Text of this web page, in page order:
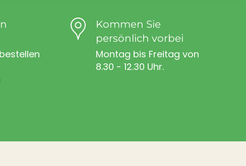
Kommen Sie
persönlich vorbei
Montag bis Freitag von
8.30 - 12.30 Uhr.